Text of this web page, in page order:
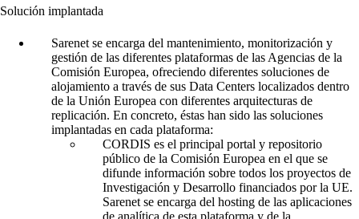
Solución implantada
Sarenet se encarga del mantenimiento, monitorización y
gestión de las diferentes plataformas de las Agencias de la
Comisión Europea, ofreciendo diferentes soluciones de
alojamiento a través de sus Data Centers localizados dentro
de la Unión Europea con diferentes arquitecturas de
replicación. En concreto, éstas han sido las soluciones
implantadas en cada plataforma:
CORDIS es el principal portal y repositorio
público de la Comisión Europea en el que se
difunde información sobre todos los proyectos de
Investigación y Desarrollo financiados por la UE.
Sarenet se encarga del hosting de las aplicaciones
de analítica de esta plataforma y de la